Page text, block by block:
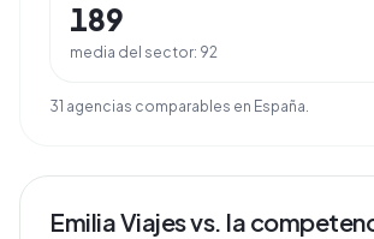
189
media del sector: 92
31 agencias comparables en España.
Emilia Viajesvs. la